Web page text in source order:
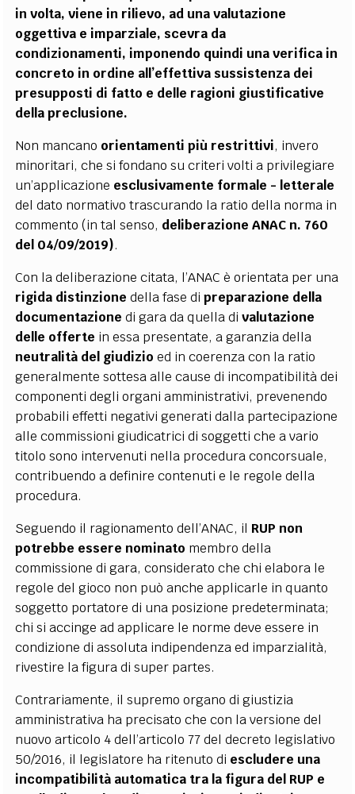
in volta, viene in rilievo, ad una valutazione
oggettiva e imparziale, scevra da
condizionamenti, imponendo quindi una verifica in
concreto in ordine all’effettiva sussistenza dei
presupposti di fatto e delle ragioni giustificative
della preclusione.
Non mancano orientamenti più restrittivi, invero
minoritari, che si fondano su criteri volti a privilegiare
un’applicazione esclusivamente formale - letterale
del dato normativo trascurando la ratio della norma in
commento (in tal senso, deliberazione ANAC n. 760
del 04/09/2019).
Con la deliberazione citata, l’ANAC è orientata per una
rigida distinzione della fase dipreparazione della
documentazionedi gara da quella divalutazione
delle offerte in essa presentate, a garanzia della
neutralità del giudizio ed in coerenza con la ratio
generalmente sottesa alle cause di incompatibilità dei
componenti degli organi amministrativi, prevenendo
probabili effetti negativi generati dalla partecipazione
alle commissioni giudicatrici di soggetti che a vario
titolo sono intervenuti nella procedura concorsuale,
contribuendo a definire contenuti e le regole della
procedura.
Seguendo il ragionamento dell’ANAC, il RUP non
potrebbe essere nominato membro della
commissione di gara, considerato che chi elabora le
regole del gioco non può anche applicarle in quanto
soggetto portatore di una posizione predeterminata;
chi si accinge ad applicare le norme deve essere in
condizione di assoluta indipendenza ed imparzialità,
rivestire la figura di super partes.
Contrariamente, il supremo organo di giustizia
amministrativa ha precisato che con la versione del
nuovo articolo 4 dell’articolo 77 del decreto legislativo
50/2016, il legislatore ha ritenuto di escludere una
incompatibilità automatica tra la figura del RUP e